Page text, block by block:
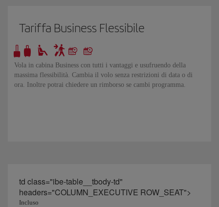
Tariffa Business Flessibile
Vola in cabina Business con tutti i vantaggi e usufruendo della
massima flessibilità. Cambia il volo senza restrizioni di data o di
ora. Inoltre potrai chiedere un rimborso se cambi programma.
td class="ibe-table__tbody-td"
headers="COLUMN_EXECUTIVE ROW_SEAT">
Incluso